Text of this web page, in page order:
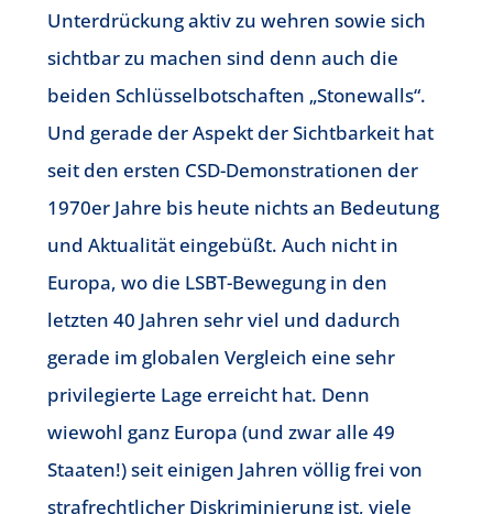
Unterdrückung aktiv zu wehren sowie sich
sichtbar zu machen sind denn auch die
beiden Schlüsselbotschaften „Stonewalls“.
Und gerade der Aspekt der Sichtbarkeit hat
seit den ersten CSD-Demonstrationen der
1970er Jahre bis heute nichts an Bedeutung
und Aktualität eingebüßt. Auch nicht in
Europa, wo die LSBT-Bewegung in den
letzten 40 Jahren sehr viel und dadurch
gerade im globalen Vergleich eine sehr
privilegierte Lage erreicht hat. Denn
wiewohl ganz Europa (und zwar alle 49
Staaten!) seit einigen Jahren völlig frei von
strafrechtlicher Diskriminierung ist, viele